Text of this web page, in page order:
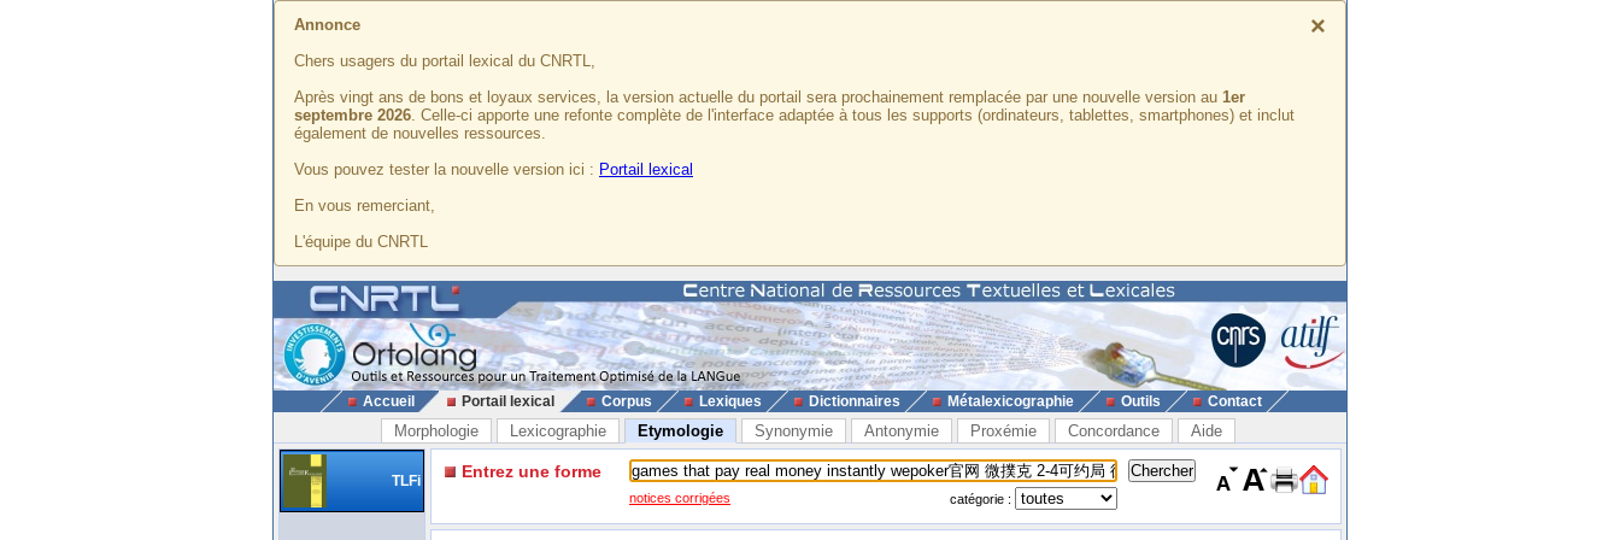
×
Annonce
Chers usagers du portail lexical du CNRTL,
Après vingt ans de bons et loyaux services, la version actuelle du portail sera prochainement remplacée par une nouvelle version au 1er
septembre 2026. Celle-ci apporte une refonte complète de l'interface adaptée à tous les supports (ordinateurs, tablettes, smartphones) et inclut
également de nouvelles ressources.
Vous pouvez tester la nouvelle version ici : Portail lexical
En vous remerciant,
L'équipe du CNRTL
Accueil Portail lexical Corpus Lexiques Dictionnaires Métalexicographie Outils Contact
Morphologie Lexicographie Etymologie Synonymie Antonymie Proxémie Concordance Aide
TLFi Entrez une forme
notices corrigées catégorie :